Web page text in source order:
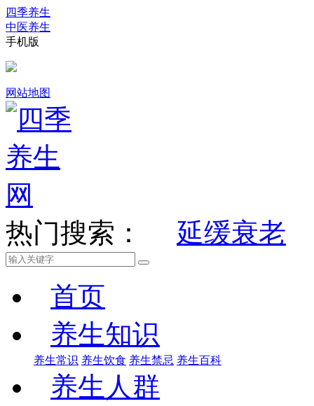
四季养生
中医养生
手机版
网站地图
热门搜索： 延缓衰老
首页
养生知识
养生常识 养生饮食 养生禁忌 养生百科
养生人群